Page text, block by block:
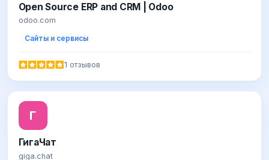
Open Source ERP and CRM | Odoo
odoo.com
Сайты и сервисы
1 отзывов
Г
ГигаЧат
giga.chat